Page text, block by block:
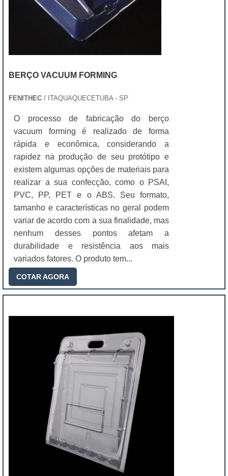
BERÇO VACUUM FORMING
FENITHEC / ITAQUAQUECETUBA - SP
O processo de fabricação do berço
vacuum forming é realizado de forma
rápida e econômica, considerando a
rapidez na produção de seu protótipo e
existem algumas opções de materiais para
realizar a sua confecção, como o PSAI,
PVC, PP, PET e o ABS. Seu formato,
tamanho e características no geral podem
variar de acordo com a sua finalidade, mas
nenhum desses pontos afetam a
durabilidade e resistência aos mais
variados fatores. O produto tem...
COTAR AGORA